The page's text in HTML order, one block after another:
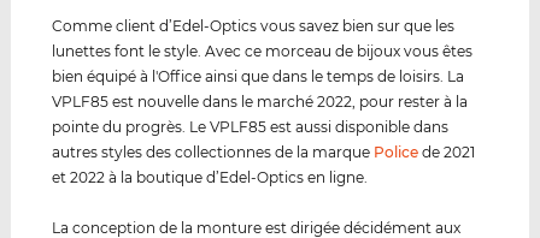
Comme client d’Edel-Optics vous savez bien sur que les
lunettes font le style. Avec ce morceau de bijoux vous êtes
bien équipé à l'Office ainsi que dans le temps de loisirs. La
VPLF85 est nouvelle dans le marché 2022, pour rester à la
pointe du progrès. Le VPLF85 est aussi disponible dans
autres styles des collectionnes de la marque Police de 2021
et 2022 à la boutique d’Edel-Optics en ligne.
La conception de la monture est dirigée décidément aux